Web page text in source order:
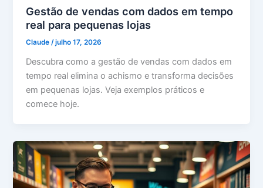
Gestão de vendas com dados em tempo
real para pequenas lojas
Claude/julho 17, 2026
Descubra como a gestão de vendas com dados em
tempo real elimina o achismo e transforma decisões
em pequenas lojas. Veja exemplos práticos e
comece hoje.